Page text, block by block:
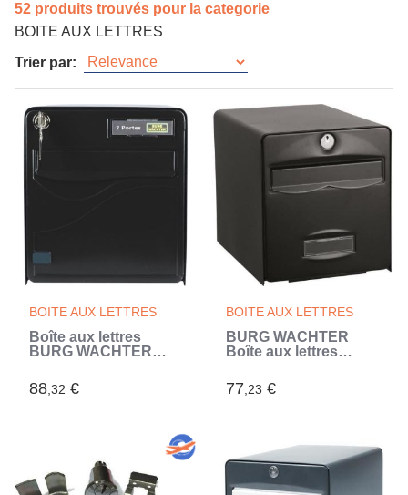
52 produits trouvés pour la categorie
BOITE AUX LETTRES
Trier par:
BOITE AUX LETTRES
Boîte aux lettres
BURG WACHTER
pied - Acier galvanisé
- Ouverture latérale -
88,32 €
BOITE AUX LETTRES
BURG WACHTER
Boîte aux lettres
galvanisé - 1 porte -
Noir
77,23 €